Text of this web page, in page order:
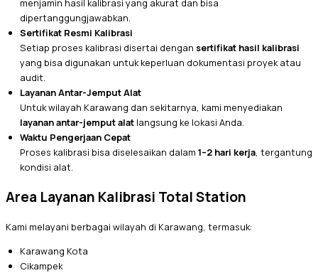
menjamin hasil kalibrasi yang akurat dan bisa
dipertanggungjawabkan.
Sertifikat Resmi Kalibrasi
Setiap proses kalibrasi disertai dengan sertifikat hasil kalibrasi
yang bisa digunakan untuk keperluan dokumentasi proyek atau
audit.
Layanan Antar-Jemput Alat
Untuk wilayah Karawang dan sekitarnya, kami menyediakan
layanan antar-jemput alat langsung ke lokasi Anda.
Waktu Pengerjaan Cepat
Proses kalibrasi bisa diselesaikan dalam 1–2 hari kerja, tergantung
kondisi alat.
Area Layanan Kalibrasi Total Station
Kami melayani berbagai wilayah di Karawang, termasuk:
Karawang Kota
Cikampek